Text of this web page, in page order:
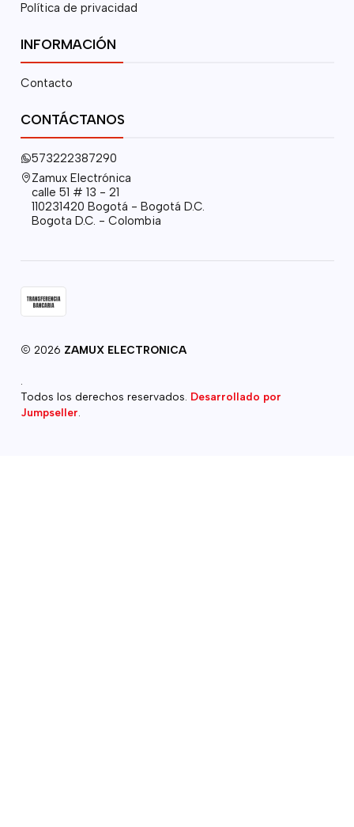
Política de privacidad
INFORMACIÓN
Contacto
CONTÁCTANOS
573222387290
Zamux Electrónica
calle 51 # 13 - 21
110231420 Bogotá - Bogotá D.C.
Bogota D.C. - Colombia
2026 ZAMUX ELECTRONICA
.
Todos los derechos reservados. Desarrollado por
Jumpseller.